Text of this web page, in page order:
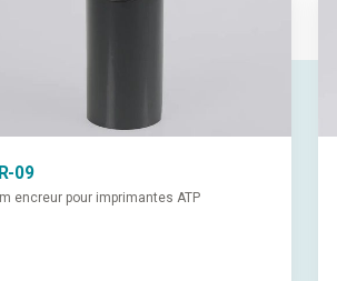
09
encreur pour imprimantes ATP